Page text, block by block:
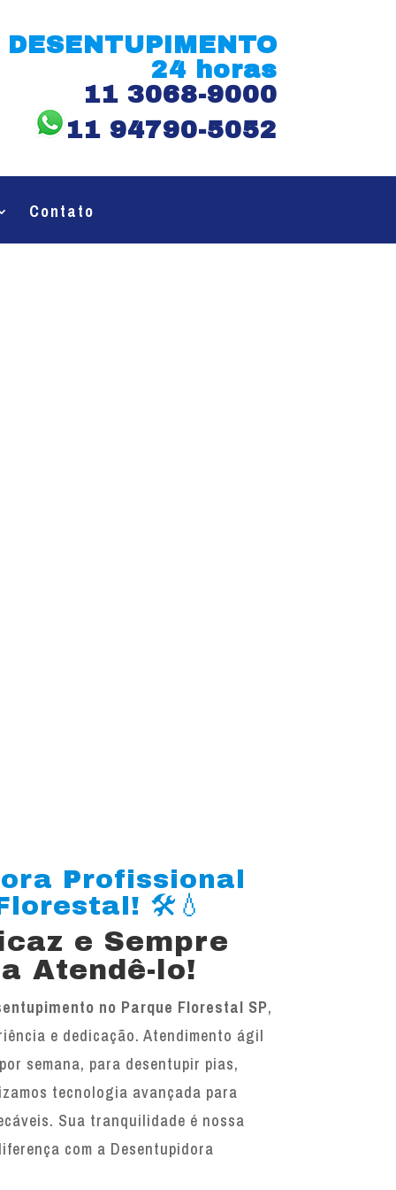
DESENTUPIMENTO
24 horas
11 3068-9000
11 94790-5052
Contato
Profissional
🛠️💧
e Sempre
Atendê-lo!
no Parque Florestal SP,
e dedicação. Atendimento ágil
semana, para desentupir pias,
tecnologia avançada para
Sua tranquilidade é nossa
com a Desentupidora